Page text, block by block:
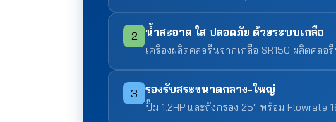
2 น้ำสะอาด ใส ปลอดภัย ด้วยระบบเกลือ
เครื่องผลิตคลอรีนจากเกลือ SR150 ผลิตคล
3 รองรับสระขนาดกลาง-ใหญ่
ปั๊ม 1.2HP และถังกรอง 25" พร้อม